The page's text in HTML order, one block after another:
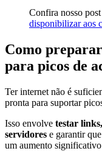
Confira nosso
disponibilizar aos
Como
para picos de
Ter internet não é
pronta para suportar
Isso envolve testar
servidores e garantir
um aumento significativo